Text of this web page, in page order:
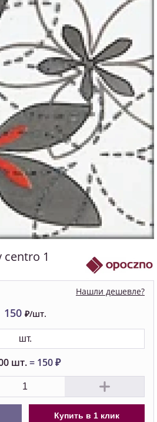
centro 1
Нашли дешевле?
150 ₽/шт.
шт.
шт. = 150₽
Купить в 1 клик